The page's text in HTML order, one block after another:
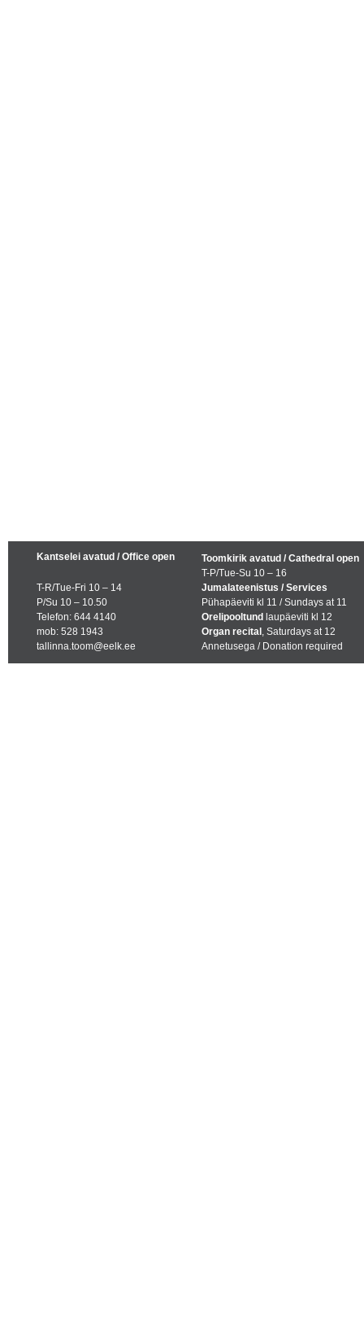
Kantselei avatud / Office open
T-R/Tue-Fri 10 – 14
P/Su 10 – 10.50
Telefon: 644 4140
mob: 528 1943
tallinna.toom@eelk.ee
Toomkirik avatud / Cathedral open
T-P/Tue-Su 10 – 16
Jumalateenistus / Services
Pühapäeviti kl 11 / Sundays at 11
Orelipooltund laupäeviti kl 12
Organ recital , Saturdays at 12
Annetusega / Donation required